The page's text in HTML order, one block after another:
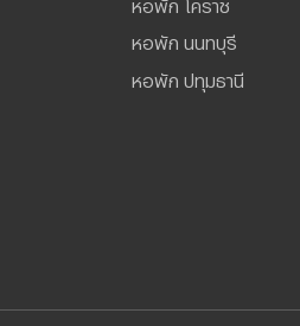
หอพัก นนทบุรี
หอพัก ปทุมธานี